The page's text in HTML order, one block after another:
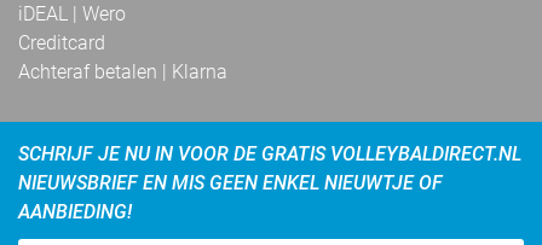
iDEAL | Wero
Creditcard
Achteraf betalen | Klarna
SCHRIJF JE NU IN VOOR DE GRATIS VOLLEYBALDIRECT.NL
NIEUWSBRIEF EN MIS GEEN ENKEL NIEUWTJE OF
AANBIEDING!